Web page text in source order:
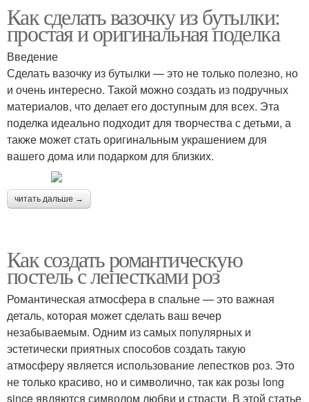
Как сделать вазочку из бутылки:
простая и оригинальная поделка
Введение
Сделать вазочку из бутылки — это не только полезно, но
и очень интересно. Такой можно создать из подручных
материалов, что делает его доступным для всех. Эта
поделка идеально подходит для творчества с детьми, а
также может стать оригинальным украшением для
вашего дома или подарком для близких.
читать дальше →
Как создать романтическую
постель с лепестками роз
Романтическая атмосфера в спальне — это важная
деталь, которая может сделать ваш вечер
незабываемым. Одним из самых популярных и
эстетически приятных способов создать такую
атмосферу является использование лепестков роз. Это
не только красиво, но и символично, так как розы long
since являются символом любви и страсти. В этой статье